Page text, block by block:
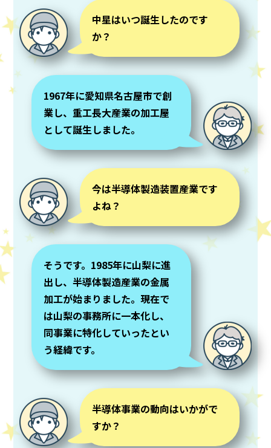
中星はいつ誕生したのです
か？
1967年に愛知県名古屋市で創
業し、重工⾧大産業の加工屋
として誕生しました。
今は半導体製造装置産業です
よね？
そうです。1985年に山梨に進
出し、半導体製造産業の金属
加工が始まりました。現在で
は山梨の事務所に一本化し、
同事業に特化していったとい
う経緯です。
半導体事業の動向はいかがで
すか？